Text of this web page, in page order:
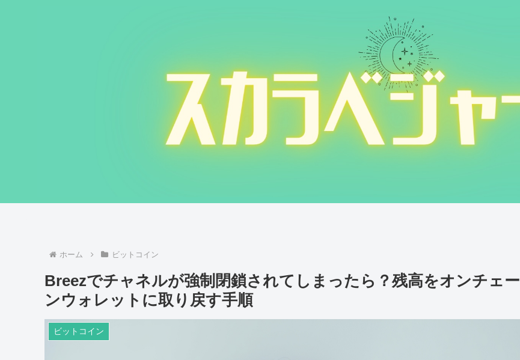
ホーム ビットコイン
Breezでチャネルが強制閉鎖されてしまったら？残高をオンチェー
ンウォレットに取り戻す手順
ビットコイン